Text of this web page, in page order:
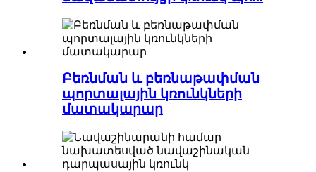
Բեռնման և բեռնաթափման
պորտալային կռունկների
մատակարար